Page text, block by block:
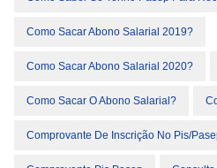
Como Sacar Abono Salarial 2019?
Como Sacar Abono Salarial 2020?
Como Sacar O Abono Salarial?
Comprovante De Inscrição No Pis/